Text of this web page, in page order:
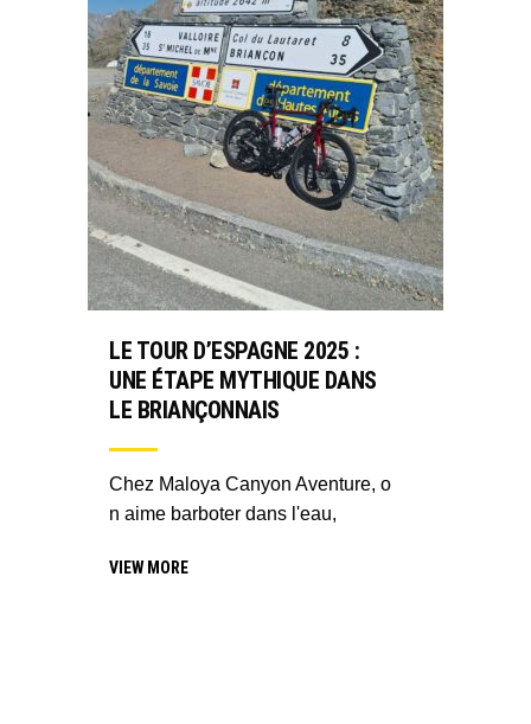
LE TOUR D’ESPAGNE 2025 :
UNE ÉTAPE MYTHIQUE DANS
LE BRIANÇONNAIS
Chez Maloya Canyon Aventure, o
n aime barboter dans l'eau,
VIEW MORE